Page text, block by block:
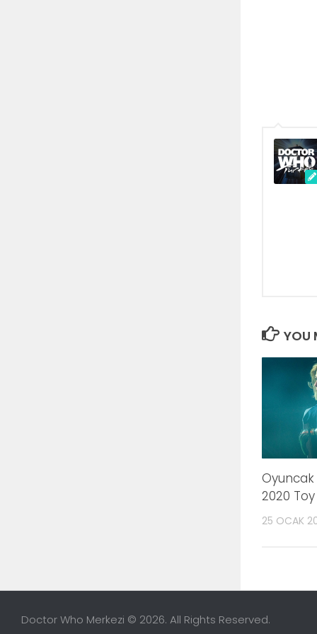
YOU
2020
25 OCAK
Doctor Who Merkezi © 2026. All Rights Reserved.